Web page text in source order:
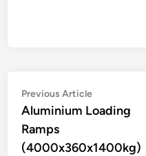
Navigation
de
l’article
Previous ArticlePrevious
article:
Aluminium Loading
Ramps
(4000x360x1400kg)